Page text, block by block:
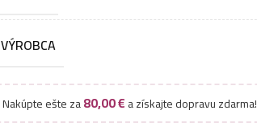
VÝROBCA
Nakúpte ešte za80,00€a získajte dopravu zdarma!